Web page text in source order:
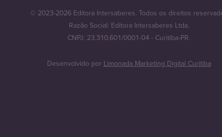
© 2023-2026 Editora Intersaberes. Todos os direitos
Razão Social: Editora Intersaberes Ltda.
CNPJ: 23.310.601/0001-04 - Curitiba-PR.
Desenvolvido por Limonada Marketing Digital Curitiba